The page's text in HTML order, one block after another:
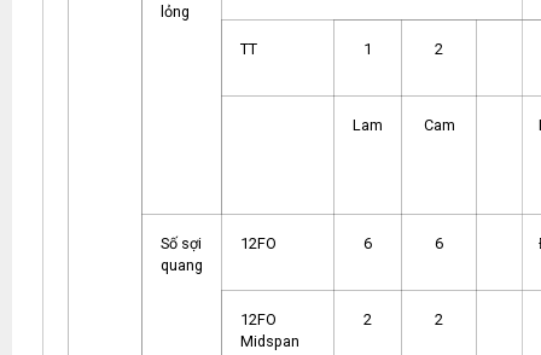
lỏng
TT 1 2
Lam Cam
Số sợi
quang
12FO 6 6
12FO
Midspan
2 2